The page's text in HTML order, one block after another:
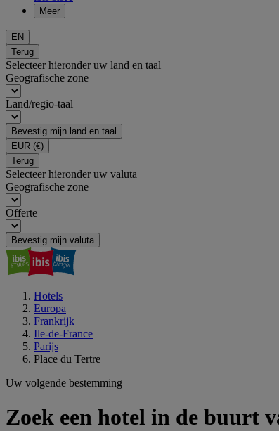
Meer
EN
Terug
Selecteer hieronder uw land en taal
Geografische zone
Land/regio-taal
Bevestig mijn land en taal
EUR (€)
Terug
Selecteer hieronder uw valuta
Geografische zone
Offerte
Bevestig mijn valuta
Hotels
Europa
Frankrijk
Ile-de-France
Parijs
Place du Tertre
Uw volgende bestemming
Zoek een hotel in de buurt